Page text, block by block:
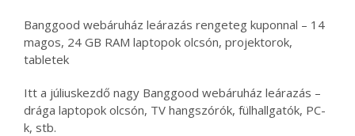
Banggood webáruház leárazás rengeteg kuponnal – 14
magos, 24 GB RAM laptopok olcsón, projektorok,
tabletek
Itt a júliuskezdő nagy Banggood webáruház leárazás –
drága laptopok olcsón, TV hangszórók, fülhallgatók, PC-
k, stb.